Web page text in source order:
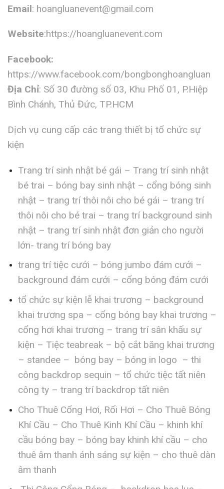
Email: hoangluanevent@gmail.com
Website:https://hoangluanevent.com
Facebook:
https://www.facebook.com/bongbonghoangluan
Địa Chỉ: Số 30 đường số 03, Khu Phố 01, P.Hiệp
Bình Chánh, Thủ Đức, TP.HCM
Dịch vụ cung cấp các trang thiết bị tổ chức sự
kiện
Trang trí sinh nhật bé gái – Trang trí sinh nhật
bé trai – bóng bay sinh nhật – cổng bóng sinh
nhật – trang trí thôi nôi cho bé gái – trang trí
thôi nôi cho bé trai – trang trí background sinh
nhật – trang trí sinh nhật đơn giản cho người
lớn- trang trí bóng bay
trang trí tiệc cưới – bóng jumbo đám cưới –
background đám cưới – cổng bóng đám cưới
tổ chức sự kiện lễ khai trương – background
khai trương spa – cổng bóng bay khai trương –
cổng hơi khai trương – trang trí sân khấu sự
kiện – Tiệc teabreak – bộ cắt băng khai trương
– standee – bóng bay – bóng in logo – thi
công backdrop sequin – tổ chức tiệc tất niên
công ty – trang trí backdrop tất niên
Cho Thuê Cổng Hơi, Rối Hơi – Cho Thuê Bóng
Khí Cầu – Cho Thuê Kinh Khí Cầu – khinh khí
cầu bóng bay – bóng bay khinh khí cầu – cho
thuê âm thanh ánh sáng sự kiện – cho thuê dàn
âm thanh